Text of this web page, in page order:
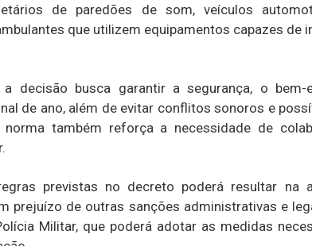
de paredões de som, veículos
que utilizem equipamentos capazes de
decisão busca garantir a segurança, o bem-
de ano, além de evitar conflitos sonoros e
também reforça a necessidade de
previstas no decreto poderá resultar na
prejuízo de outras sanções administrativas e
Militar, que poderá adotar as medidas